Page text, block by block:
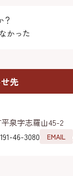
？
かった
先
泉字志羅山45-2
46-3080 EMAIL